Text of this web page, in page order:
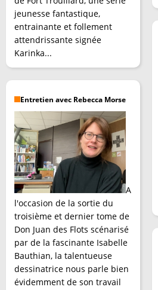
jeunesse fantastique,
entrainante et follement
attendrissante signée
Karinka...
Entretien avec Rebecca Morse
A
l'occasion de la sortie du
troisième et dernier tome de
Don Juan des Flots scénarisé
par de la fascinante Isabelle
Bauthian, la talentueuse
dessinatrice nous parle bien
évidemment de son travail